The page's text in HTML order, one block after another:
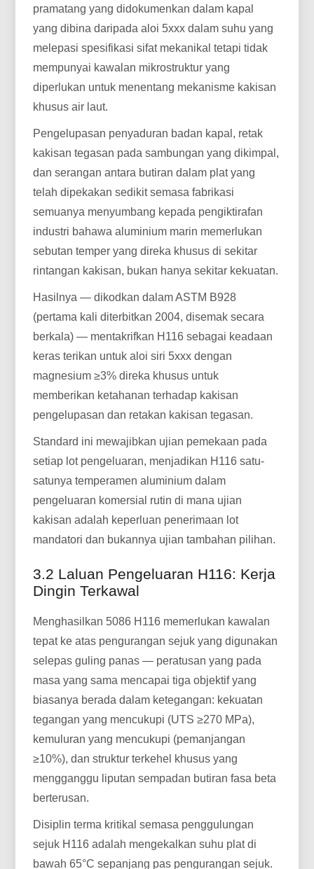
pramatang yang didokumenkan dalam kapal
yang dibina daripada aloi 5xxx dalam suhu yang
melepasi spesifikasi sifat mekanikal tetapi tidak
mempunyai kawalan mikrostruktur yang
diperlukan untuk menentang mekanisme kakisan
khusus air laut.
Pengelupasan penyaduran badan kapal, retak
kakisan tegasan pada sambungan yang dikimpal,
dan serangan antara butiran dalam plat yang
telah dipekakan sedikit semasa fabrikasi
semuanya menyumbang kepada pengiktirafan
industri bahawa aluminium marin memerlukan
sebutan temper yang direka khusus di sekitar
rintangan kakisan, bukan hanya sekitar kekuatan.
Hasilnya — dikodkan dalam ASTM B928
(pertama kali diterbitkan 2004, disemak secara
berkala) — mentakrifkan H116 sebagai keadaan
keras terikan untuk aloi siri 5xxx dengan
magnesium ≥3% direka khusus untuk
memberikan ketahanan terhadap kakisan
pengelupasan dan retakan kakisan tegasan.
Standard ini mewajibkan ujian pemekaan pada
setiap lot pengeluaran, menjadikan H116 satu-
satunya temperamen aluminium dalam
pengeluaran komersial rutin di mana ujian
kakisan adalah keperluan penerimaan lot
mandatori dan bukannya ujian tambahan pilihan.
3.2 Laluan Pengeluaran H116: Kerja
Dingin Terkawal
Menghasilkan 5086 H116 memerlukan kawalan
tepat ke atas pengurangan sejuk yang digunakan
selepas guling panas — peratusan yang pada
masa yang sama mencapai tiga objektif yang
biasanya berada dalam ketegangan: kekuatan
tegangan yang mencukupi (UTS ≥270 MPa),
kemuluran yang mencukupi (pemanjangan
≥10%), dan struktur terkehel khusus yang
mengganggu liputan sempadan butiran fasa beta
berterusan.
Disiplin terma kritikal semasa penggulungan
sejuk H116 adalah mengekalkan suhu plat di
bawah 65°C sepanjang pas pengurangan sejuk.